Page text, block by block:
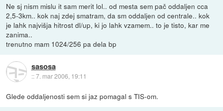
Ne sj nism mislu it sam merit lol.. od mesta sem pač oddaljen cca
2,5-3km.. kok naj zdej smatram, da sm oddaljen od centrale.. kok
je lahk najvišja hitrost dl/up, ki jo lahk vzamem.. to je tisto, kar me
zanima..
trenutno mam 1024/256 pa dela bp
sasosa
::7. mar 2006, 19:11
Glede oddaljenosti sem si jaz pomagal s TIS-om.